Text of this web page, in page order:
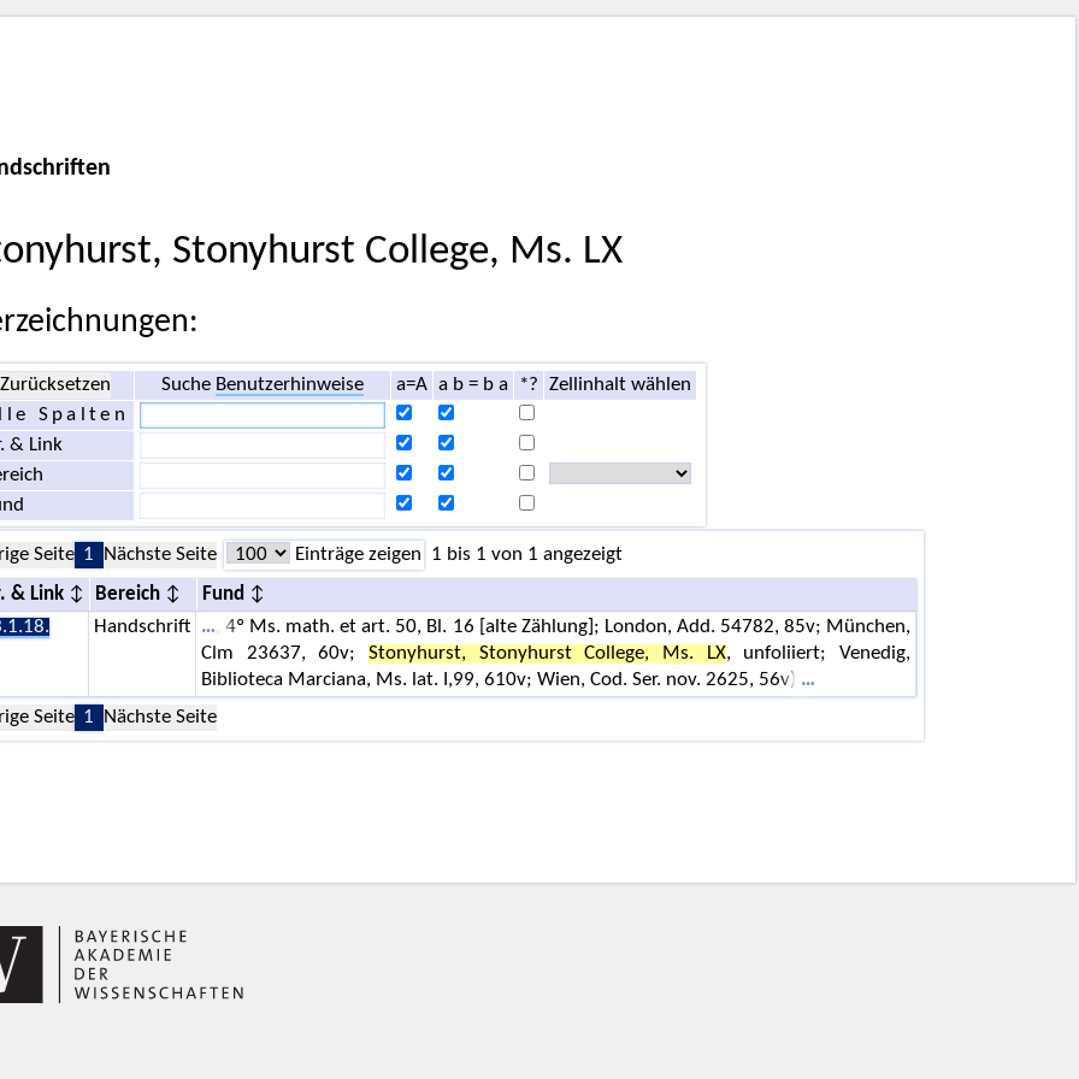
Stonyhurst College, Ms. LX
Zurücksetzen Suche Benutzerhinweise a=A a b = b a *?
Zellinhalt wählen
Spalten
& Link
Seite 1 Nächste Seite Einträge zeigen 1 bis 1 von 1 angezeigt
& Link Bereich
Fund
Handschrift
, 4º Ms. math. et art. 50, Bl. 16 [alte Zählung]; London, Add. 54782, 85v; München,
Clm 23637, 60v; Stonyhurst, Stonyhurst College, Ms. LX, unfoliiert; Venedig,
Biblioteca Marciana, Ms. lat. I,99, 610v; Wien, Cod. Ser. nov. 2625, 56v)
Seite 1 Nächste Seite